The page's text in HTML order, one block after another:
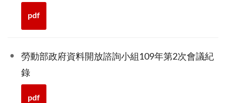
pdf
勞動部政府資料開放諮詢小組109年第2次會議紀
錄
pdf